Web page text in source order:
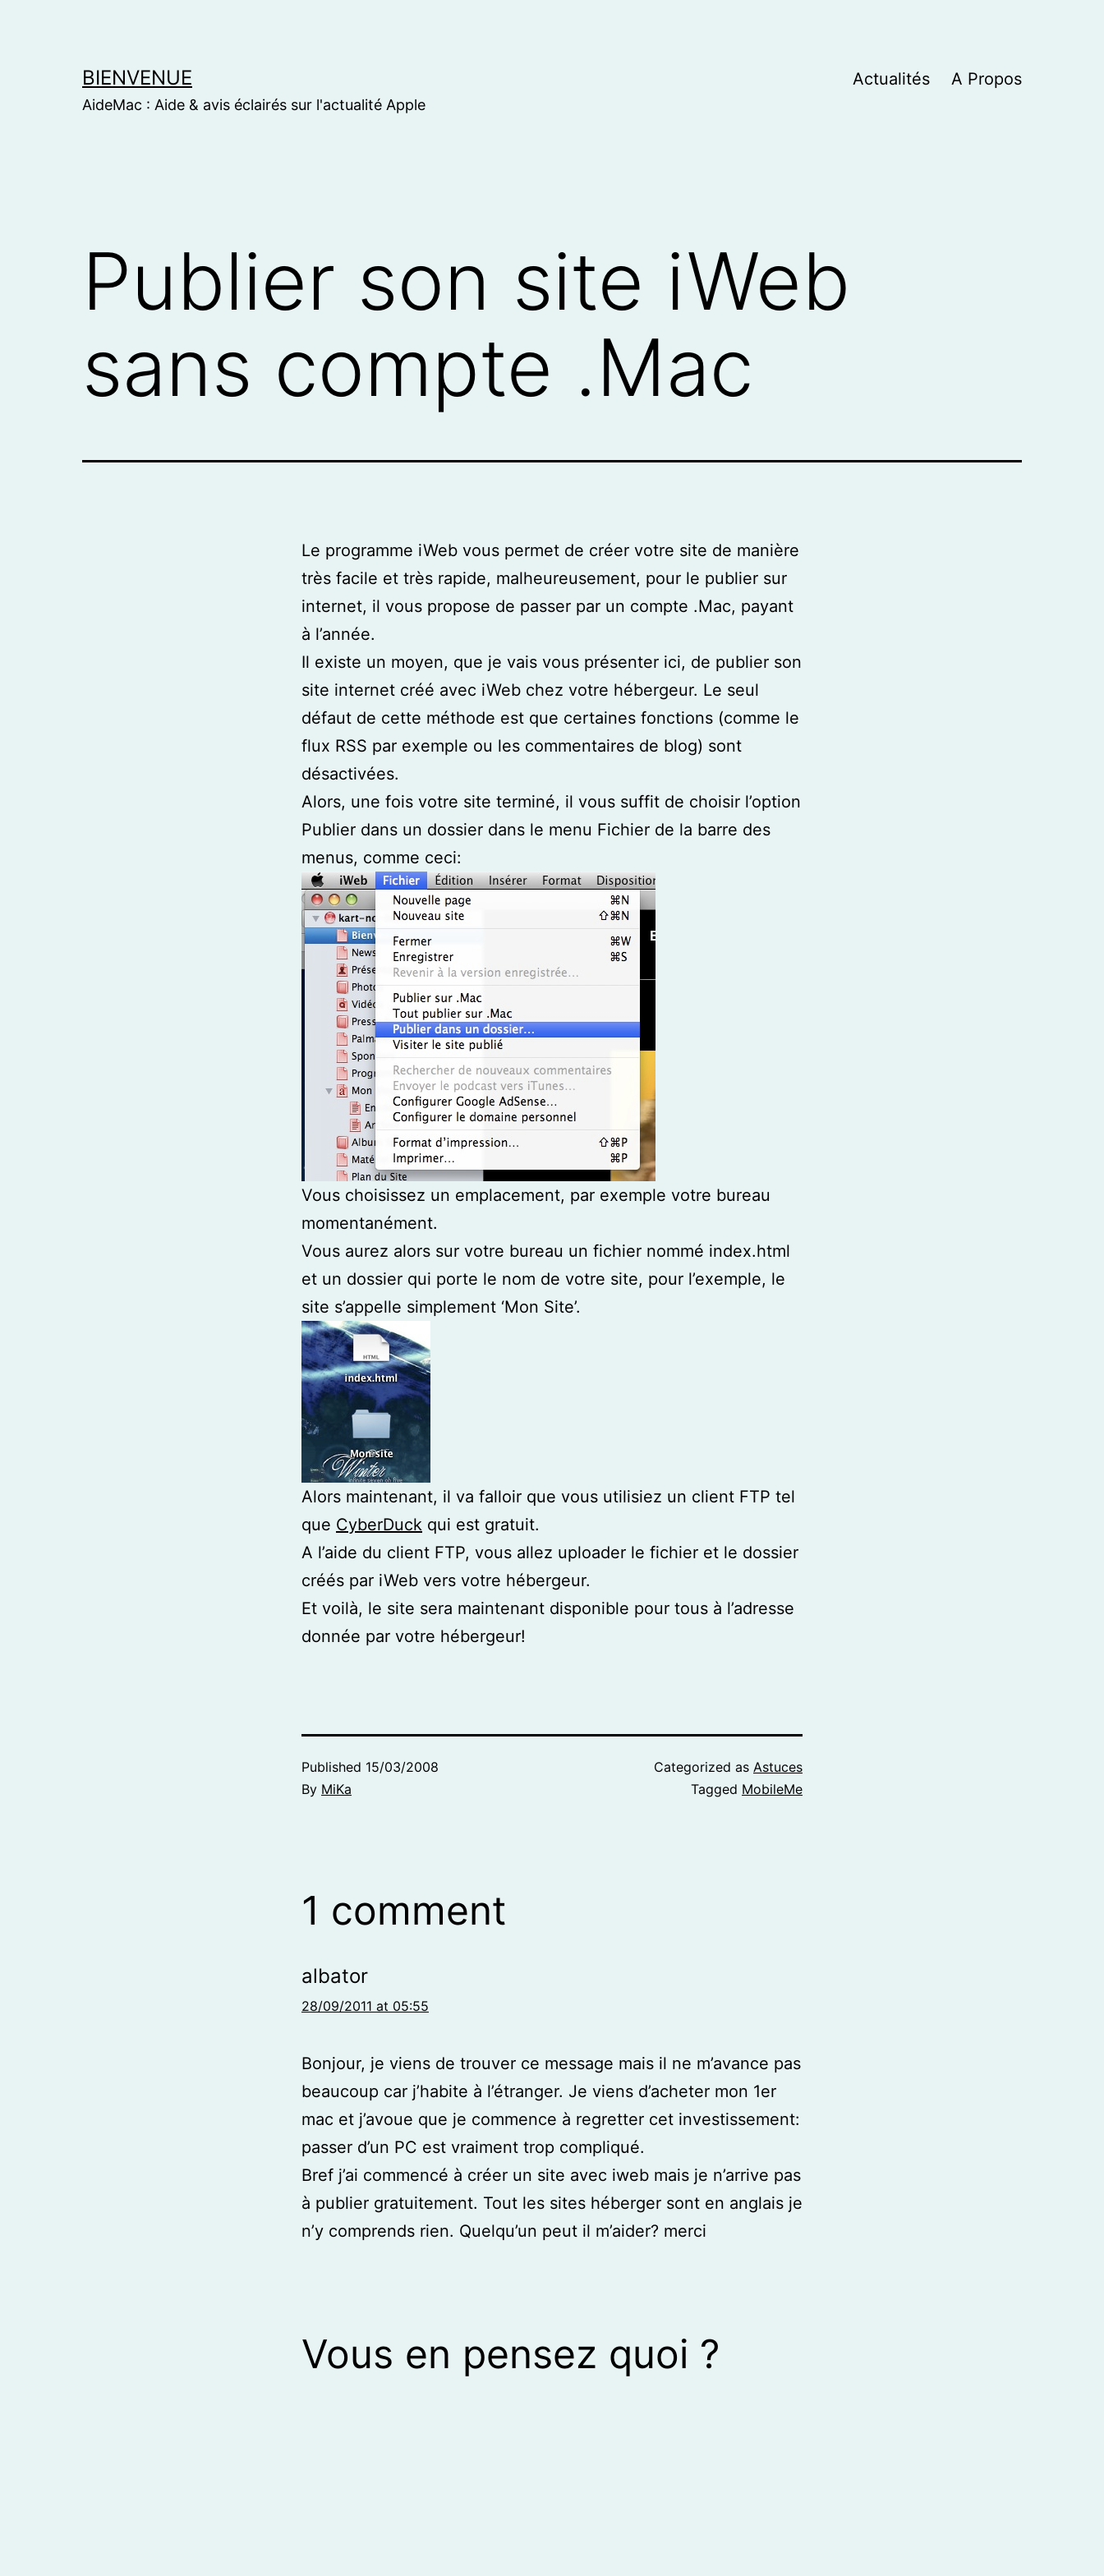
BIENVENUE
AideMac : Aide & avis éclairés sur l'actualité Apple
Actualités A Propos
Publier son site iWeb
sans compte .Mac
Le programme iWeb vous permet de créer votre site de manière
très facile et très rapide, malheureusement, pour le publier sur
internet, il vous propose de passer par un compte .Mac, payant
à l’année.
Il existe un moyen, que je vais vous présenter ici, de publier son
site internet créé avec iWeb chez votre hébergeur. Le seul
défaut de cette méthode est que certaines fonctions (comme le
flux RSS par exemple ou les commentaires de blog) sont
désactivées.
Alors, une fois votre site terminé, il vous suffit de choisir l’option
Publier dans un dossier dans le menu Fichier de la barre des
menus, comme ceci:
Vous choisissez un emplacement, par exemple votre bureau
momentanément.
Vous aurez alors sur votre bureau un fichier nommé index.html
et un dossier qui porte le nom de votre site, pour l’exemple, le
site s’appelle simplement ‘Mon Site’.
Alors maintenant, il va falloir que vous utilisiez un client FTP tel
que CyberDuck qui est gratuit.
A l’aide du client FTP, vous allez uploader le fichier et le dossier
créés par iWeb vers votre hébergeur.
Et voilà, le site sera maintenant disponible pour tous à l’adresse
donnée par votre hébergeur!
Published 15/03/2008
By MiKa
Categorized as Astuces
Tagged MobileMe
1 comment
albator
28/09/2011 at 05:55
Bonjour, je viens de trouver ce message mais il ne m’avance pas
beaucoup car j’habite à l’étranger. Je viens d’acheter mon 1er
mac et j’avoue que je commence à regretter cet investissement:
passer d’un PC est vraiment trop compliqué.
Bref j’ai commencé à créer un site avec iweb mais je n’arrive pas
à publier gratuitement. Tout les sites héberger sont en anglais je
n’y comprends rien. Quelqu’un peut il m’aider? merci
Vous en pensez quoi ?